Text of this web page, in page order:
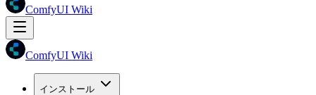
ComfyUI Wiki
ComfyUI Wiki
インストール